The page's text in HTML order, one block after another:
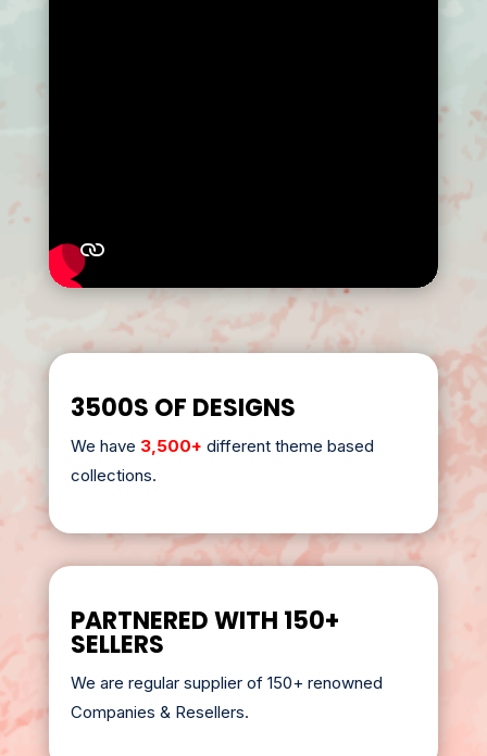
3500S OF DESIGNS
We have 3,500+ different theme based
collections.
PARTNERED WITH 150+
SELLERS
We are regular supplier of 150+ renowned
Companies & Resellers.